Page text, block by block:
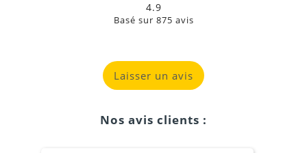
4.9
Basé sur 875 avis
Laisser un avis
Nos avis clients :